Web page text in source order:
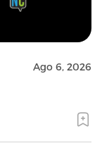
Ago 6, 2026